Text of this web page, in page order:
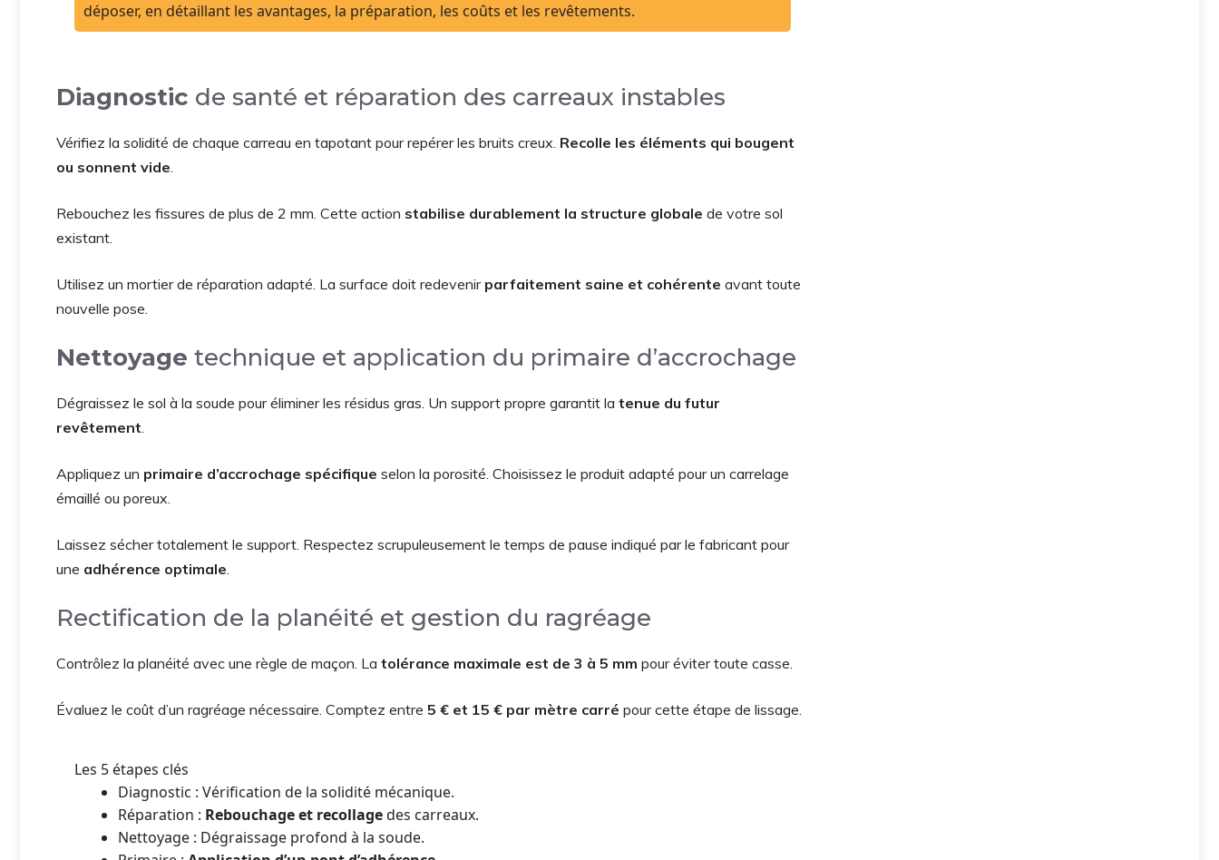
déposer, en détaillant les avantages, la préparation, les coûts et les revêtements.
Diagnostic de santé et réparation des carreaux instables
Vérifiez la solidité de chaque carreau en tapotant pour repérer les bruits creux. Recolle les éléments qui bougent
ou sonnent vide.
Rebouchez les fissures de plus de 2 mm. Cette action stabilise durablement la structure globale de votre sol
existant.
Utilisez un mortier de réparation adapté. La surface doit redevenir parfaitement saine et cohérente avant toute
nouvelle pose.
Nettoyage technique et application du primaire d’accrochage
Dégraissez le sol à la soude pour éliminer les résidus gras. Un support propre garantit la tenue du futur
revêtement.
Appliquez un primaire d’accrochage spécifique selon la porosité. Choisissez le produit adapté pour un carrelage
émaillé ou poreux.
Laissez sécher totalement le support. Respectez scrupuleusement le temps de pause indiqué par le fabricant pour
une adhérence optimale.
Rectification de la planéité et gestion du ragréage
Contrôlez la planéité avec une règle de maçon. La tolérance maximale est de 3 à 5 mm pour éviter toute casse.
Évaluez le coût d’un ragréage nécessaire. Comptez entre 5 € et 15 € par mètre carré pour cette étape de lissage.
Les 5 étapes clés
Diagnostic : Vérification de la solidité mécanique.
Réparation : Rebouchage et recollagedes carreaux.
Nettoyage : Dégraissage profond à la soude.